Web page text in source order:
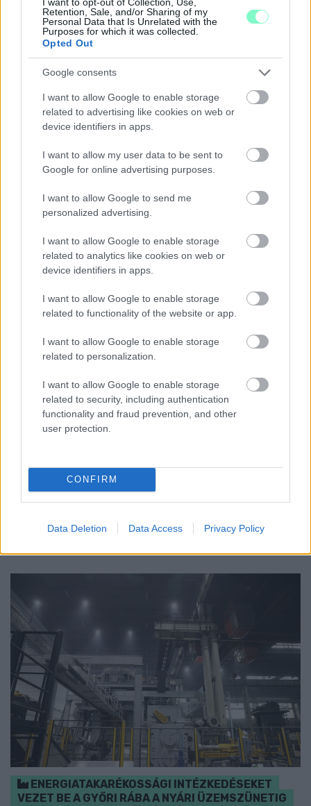
Retention, Sale, and/or Sharing of my
Personal Data that Is Unrelated with the
Purposes for which it was collected.
Opted Out
Google consents
I want to allow Google to enable storage
related to advertising like cookies on web or
device identifiers in apps.
I want to allow my user data to be sent to
Google for online advertising purposes.
I want to allow Google to send me
personalized advertising.
I want to allow Google to enable storage
related to analytics like cookies on web or
device identifiers in apps.
I want to allow Google to enable storage
related to functionality of the website or app.
I want to allow Google to enable storage
related to personalization.
I want to allow Google to enable storage
related to security, including authentication
functionality and fraud prevention, and other
user protection.
CONFIRM
Data Deletion Data Access Privacy Policy
KÁNIKULA-AKTUÁL: MEGHOSSZABBÍTOTTÁK A
HŐSÉGRIASZTÁST, A KÖVETKEZŐ 48 ÓRA LEHET A
SZEMPONTJÁBÓL, DE AZ UTOLSÓ PAKSI TURBINA
EGYELŐRE KITART
A Védelmi Munkacsoport szerint egyelőre stabil az ország
villamosenergia-rendszere, de továbbra is takarékosságra kérik
FONTOS ÜZENET A HŐSÉGRIADÓ IDEJÉRE: A GYŐR
APPLIKÁCIÓ LETÖLTÉSÉRE BIZTATJA A
Az alpolgármester szerint a rendkívüli kánikula a
közműrendszereket is fokozottan terheli, ezért érdemes
Szólj hozzá!
ENERGIATAKARÉKOSSÁGI INTÉZKEDÉSEKET
VEZET BE A GYŐRI RÁBA A NYÁRI ÜZEMSZÜNETIG